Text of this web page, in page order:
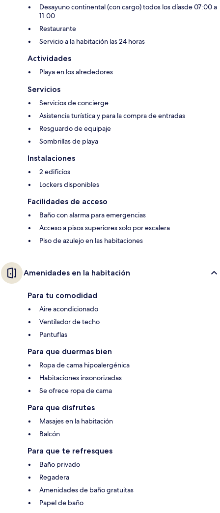
Desayuno continental (con cargo) todos los díasde 07:00 a
11:00
Restaurante
Servicio a la habitación las 24 horas
Actividades
Playa en los alrededores
Servicios
Servicios de concierge
Asistencia turística y para la compra de entradas
Resguardo de equipaje
Sombrillas de playa
Instalaciones
2 edificios
Lockers disponibles
Facilidades de acceso
Baño con alarma para emergencias
Acceso a pisos superiores solo por escalera
Piso de azulejo en las habitaciones
Amenidades en la habitación
Para tu comodidad
Aire acondicionado
Ventilador de techo
Pantuflas
Para que duermas bien
Ropa de cama hipoalergénica
Habitaciones insonorizadas
Se ofrece ropa de cama
Para que disfrutes
Masajes en la habitación
Balcón
Para que te refresques
Baño privado
Regadera
Amenidades de baño gratuitas
Papel de baño